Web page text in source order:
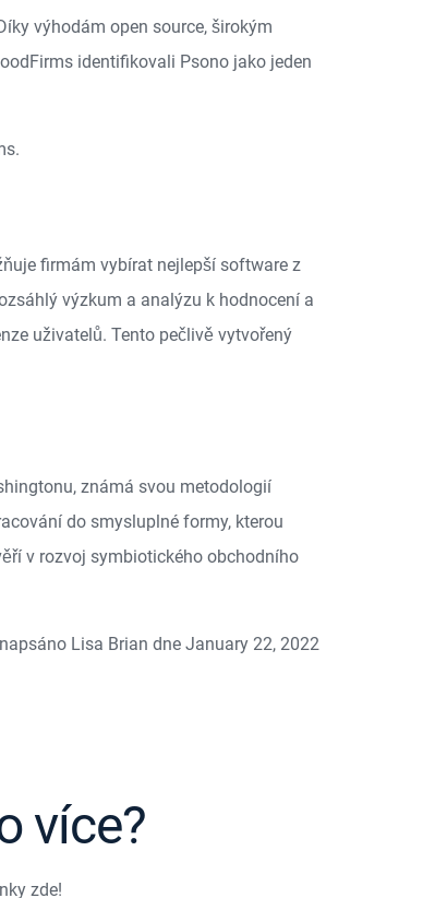
výhodám open source, širokým
identifikovali Psono jako jeden
firmám vybírat nejlepší software z
výzkum a analýzu k hodnocení a
uživatelů. Tento pečlivě vytvořený
známá svou metodologií
do smysluplné formy, kterou
v rozvoj symbiotického obchodního
napsáno Lisa Brian dne January 22, 2022
více?
zde!